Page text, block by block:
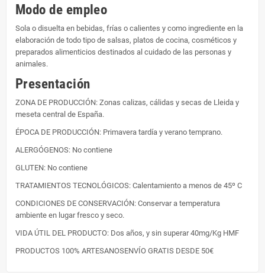
Modo de empleo
Sola o disuelta en bebidas, frías o calientes y como ingrediente en la
elaboración de todo tipo de salsas, platos de cocina, cosméticos y
preparados alimenticios destinados al cuidado de las personas y
animales.
Presentación
ZONA DE PRODUCCIÓN: Zonas calizas, cálidas y secas de Lleida y
meseta central de España.
ÉPOCA DE PRODUCCIÓN: Primavera tardía y verano temprano.
ALERGÓGENOS: No contiene
GLUTEN: No contiene
TRATAMIENTOS TECNOLÓGICOS: Calentamiento a menos de 45º C
CONDICIONES DE CONSERVACIÓN: Conservar a temperatura
ambiente en lugar fresco y seco.
VIDA ÚTIL DEL PRODUCTO: Dos años, y sin superar 40mg/Kg HMF
PRODUCTOS 100% ARTESANOSENVÍO GRATIS DESDE 50€